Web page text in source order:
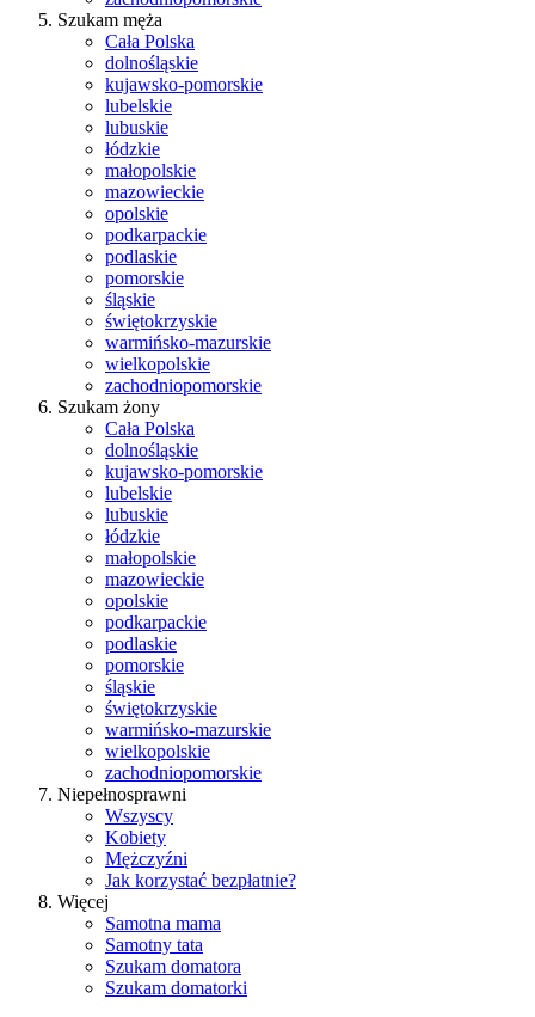
Szukam męża
Cała Polska
dolnośląskie
kujawsko-pomorskie
lubelskie
lubuskie
łódzkie
małopolskie
mazowieckie
opolskie
podkarpackie
podlaskie
pomorskie
śląskie
świętokrzyskie
warmińsko-mazurskie
wielkopolskie
zachodniopomorskie
Szukam żony
Cała Polska
dolnośląskie
kujawsko-pomorskie
lubelskie
lubuskie
łódzkie
małopolskie
mazowieckie
opolskie
podkarpackie
podlaskie
pomorskie
śląskie
świętokrzyskie
warmińsko-mazurskie
wielkopolskie
zachodniopomorskie
Niepełnosprawni
Wszyscy
Kobiety
Mężczyźni
Jak korzystać bezpłatnie?
Więcej
Samotna mama
Samotny tata
Szukam domatora
Szukam domatorki